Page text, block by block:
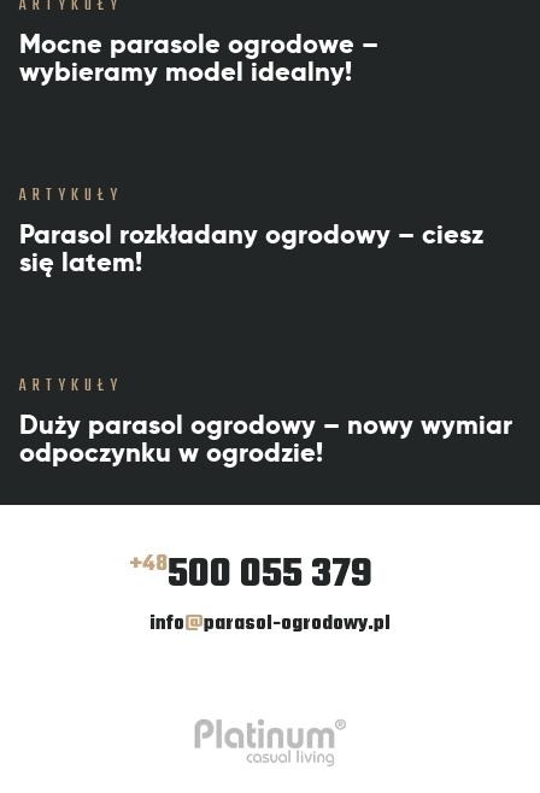
Mocne parasole ogrodowe –
wybieramy model idealny!
ARTYKUŁY
Parasol rozkładany ogrodowy – ciesz
się latem!
ARTYKUŁY
Duży parasol ogrodowy – nowy wymiar
odpoczynku w ogrodzie!
+48500 055 379
info@parasol-ogrodowy.pl